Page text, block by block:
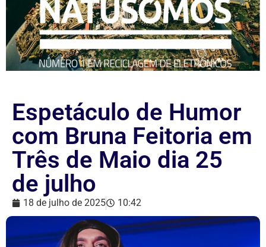
Espetáculo de Humor
com Bruna Feitoria em
Três de Maio dia 25
de julho
18 de julho de 2025 10:42